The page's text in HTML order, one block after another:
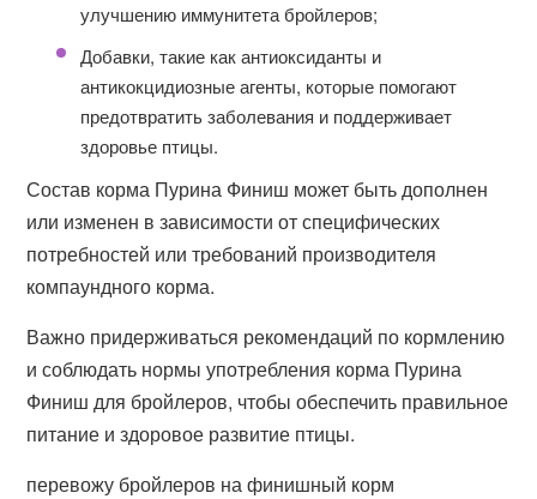
улучшению иммунитета бройлеров;
Добавки, такие как антиоксиданты и
антикокцидиозные агенты, которые помогают
предотвратить заболевания и поддерживает
здоровье птицы.
Состав корма Пурина Финиш может быть дополнен
или изменен в зависимости от специфических
потребностей или требований производителя
компаундного корма.
Важно придерживаться рекомендаций по кормлению
и соблюдать нормы употребления корма Пурина
Финиш для бройлеров, чтобы обеспечить правильное
питание и здоровое развитие птицы.
перевожу бройлеров на финишный корм